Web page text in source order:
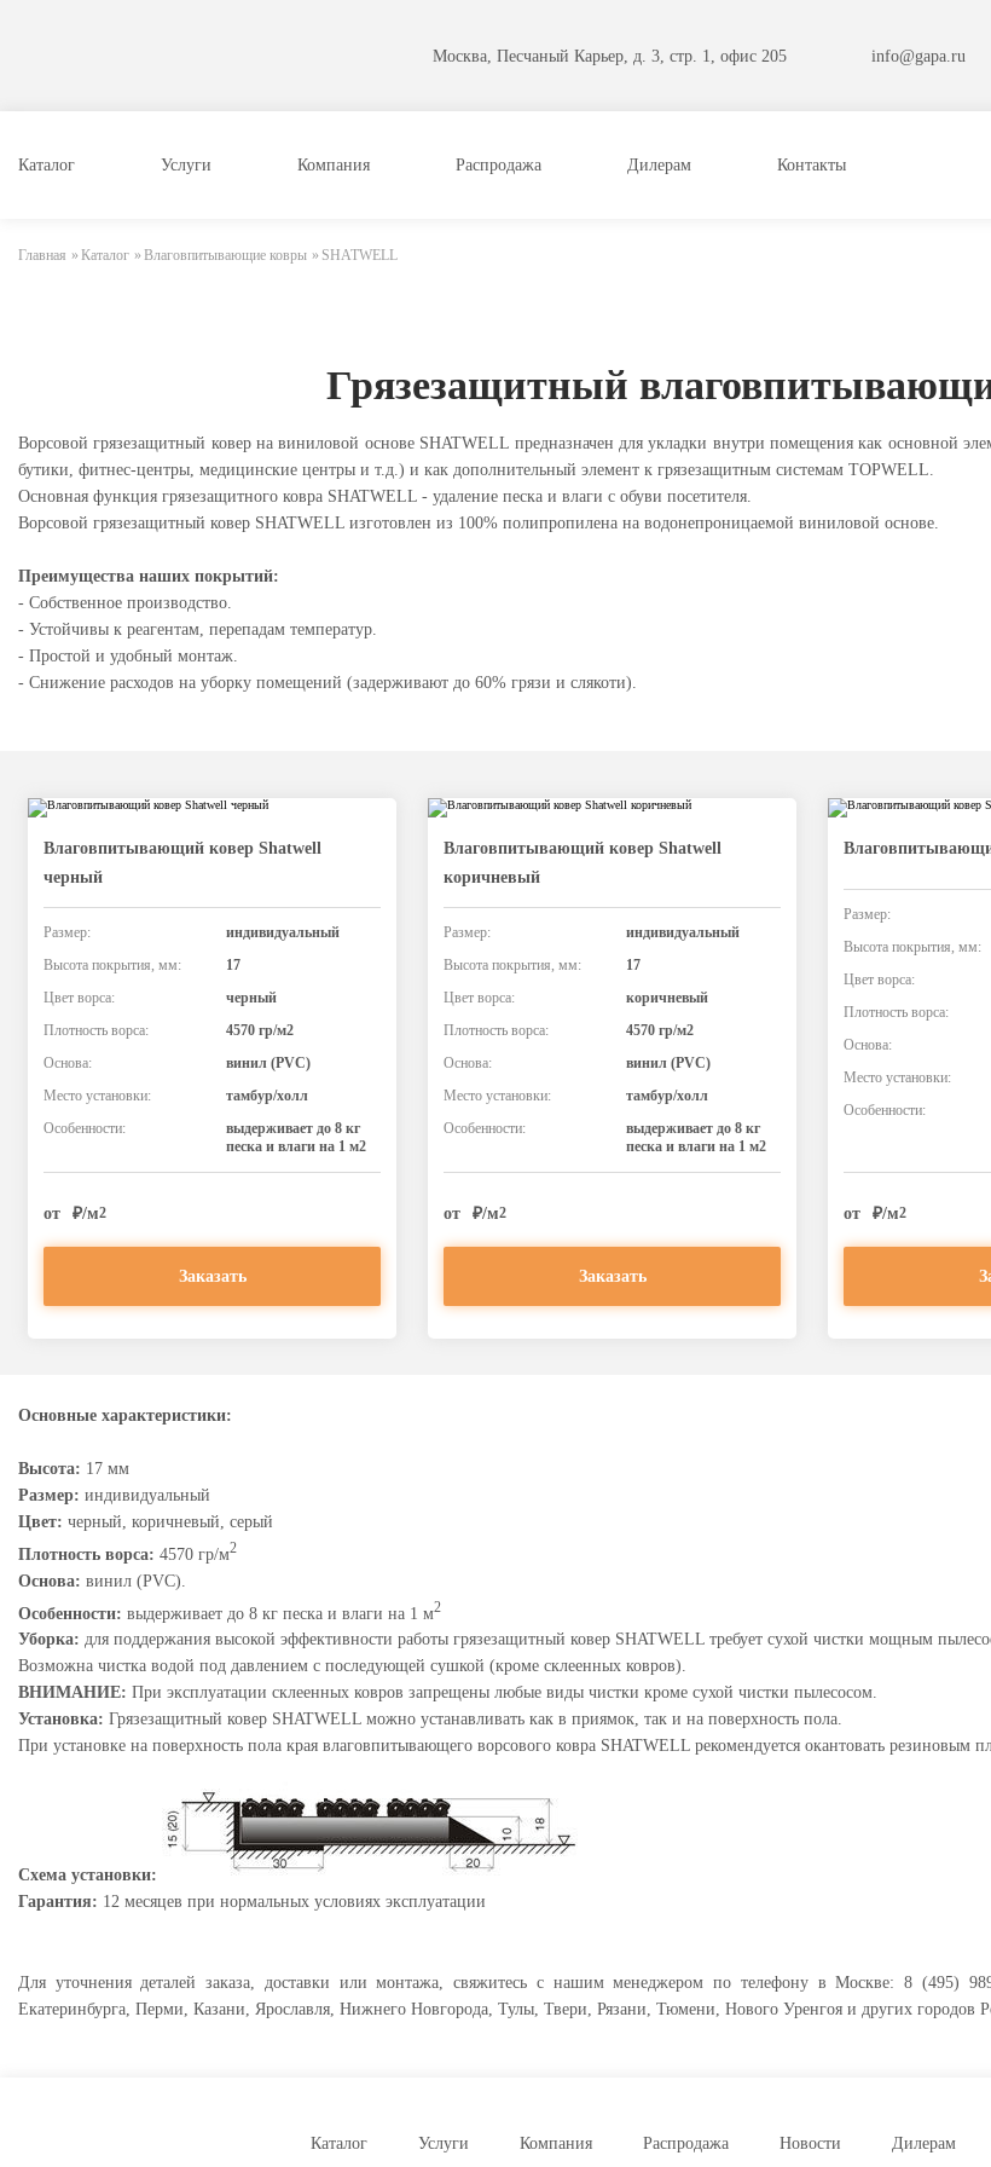
Москва, Песчаный Карьер, д. 3, стр. 1, офис 205 info@gapa.ru
Каталог Услуги Компания Распродажа Дилерам Контакты
Главная »Каталог »Влаговпитывающие ковры » SHATWELL
Грязезащитный
Ворсовой грязезащитный ковер на виниловой основе SHATWELL предназначен для укладки внутри помещения как основной
бутики, фитнес-центры, медицинские центры и т.д.) и как дополнительный элемент к грязезащитным системам TOPWELL.
Основная функция грязезащитного ковра SHATWELL - удаление песка и влаги с обуви посетителя.
Ворсовой грязезащитный ковер SHATWELL изготовлен из 100% полипропилена на водонепроницаемой виниловой основе.
Преимущества наших покрытий:
- Собственное производство.
- Устойчивы к реагентам, перепадам температур.
- Простой и удобный монтаж.
- Снижение расходов на уборку помещений (задерживают до 60% грязи и слякоти).
Влаговпитывающий ковер Shatwell
черный
Размер:
индивидуальный
Высота покрытия, мм:
17
Цвет ворса:
черный
Плотность ворса:
4570 гр/м2
Основа:
винил (PVC)
Место установки:
тамбур/холл
Особенности:
выдерживает до 8 кг
песка и влаги на 1 м2
от ₽/м2
Заказать
Влаговпитывающий ковер Shatwell
коричневый
Размер:
индивидуальный
Высота покрытия, мм:
17
Цвет ворса:
коричневый
Плотность ворса:
4570 гр/м2
Основа:
винил (PVC)
Место установки:
тамбур/холл
Особенности:
выдерживает до 8 кг
песка и влаги на 1 м2
от ₽/м2
Заказать
Размер:
Высота покрытия, мм:
Цвет ворса:
Плотность ворса:
Основа:
Место установки:
Особенности:
от ₽/м2
Основные характеристики:
Высота: 17 мм
Размер: индивидуальный
Цвет: черный, коричневый, серый
Плотность ворса: 4570 гр/м2
Основа: винил (PVC).
Особенности: выдерживает до 8 кг песка и влаги на 1 м2
Уборка: для поддержания высокой эффективности работы грязезащитный ковер SHATWELL требует сухой чистки мощным
Возможна чистка водой под давлением с последующей сушкой (кроме склеенных ковров).
ВНИМАНИЕ: При эксплуатации склеенных ковров запрещены любые виды чистки кроме сухой чистки пылесосом.
Установка: Грязезащитный ковер SHATWELL можно устанавливать как в приямок, так и на поверхность пола.
При установке на поверхность пола края влаговпитывающего ворсового ковра SHATWELL рекомендуется окантовать
Схема установки:
Гарантия: 12 месяцев при нормальных условиях эксплуатации
Для уточнения деталей заказа, доставки или монтажа, свяжитесь с нашим менеджером по телефону в Москве: 8 (495)
Екатеринбурга, Перми, Казани, Ярославля, Нижнего Новгорода, Тулы, Твери, Рязани, Тюмени, Нового Уренгоя и других городов
Каталог Услуги Компания Распродажа Новости Дилерам